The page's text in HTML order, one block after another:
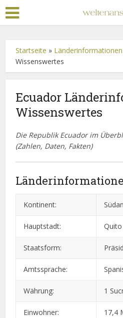
Startseite » Länderinformationen
Wissenswertes
Ecuador
Wissenswertes
Die Republik Ecuador im
(Zahlen, Daten, Fakten)
Kontinent:
Hauptstadt: Quito
Staatsform:
Amtssprache:
Währung: 1
Einwohner:
17,4